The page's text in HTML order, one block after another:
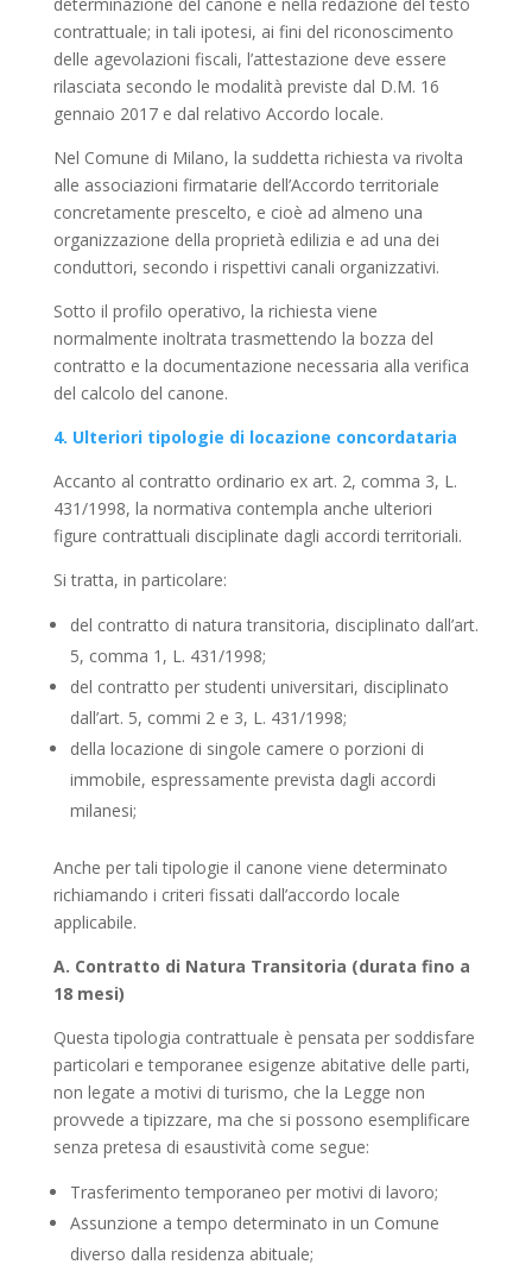
contrattuale; in tali ipotesi, ai fini del riconoscimento
delle agevolazioni fiscali, l’attestazione deve essere
rilasciata secondo le modalità previste dal D.M. 16
gennaio 2017 e dal relativo Accordo locale.
Nel Comune di Milano, la suddetta richiesta va rivolta
alle associazioni firmatarie dell’Accordo territoriale
concretamente prescelto, e cioè ad almeno una
organizzazione della proprietà edilizia e ad una dei
conduttori, secondo i rispettivi canali organizzativi.
Sotto il profilo operativo, la richiesta viene
normalmente inoltrata trasmettendo la bozza del
contratto e la documentazione necessaria alla verifica
del calcolo del canone.
4. Ulteriori tipologie di locazione concordataria
Accanto al contratto ordinario ex art. 2, comma 3, L.
431/1998, la normativa contempla anche ulteriori
figure contrattuali disciplinate dagli accordi territoriali.
Si tratta, in particolare:
del contratto di natura transitoria, disciplinato dall’art.
5, comma 1, L. 431/1998;
del contratto per studenti universitari, disciplinato
dall’art. 5, commi 2 e 3, L. 431/1998;
della locazione di singole camere o porzioni di
immobile, espressamente prevista dagli accordi
milanesi;
Anche per tali tipologie il canone viene determinato
richiamando i criteri fissati dall’accordo locale
applicabile.
A. Contratto di Natura Transitoria (durata fino a
18 mesi)
Questa tipologia contrattuale è pensata per soddisfare
particolari e temporanee esigenze abitative delle parti,
non legate a motivi di turismo, che la Legge non
provvede a tipizzare, ma che si possono esemplificare
senza pretesa di esaustività come segue:
Trasferimento temporaneo per motivi di lavoro;
Assunzione a tempo determinato in un Comune
diverso dalla residenza abituale;